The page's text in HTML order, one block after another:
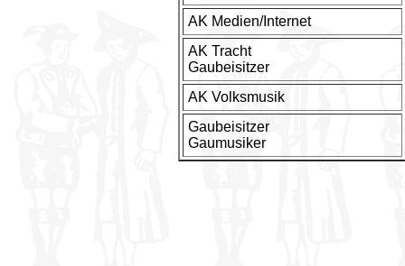
AK Medien/Internet
AK Tracht
Gaubeisitzer
AK Volksmusik
Gaubeisitzer
Gaumusiker